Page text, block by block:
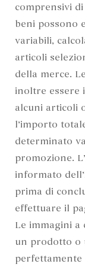
comprensivi
beni possono
variabili,
articoli
della merce.
inoltre essere
alcuni articoli
l’importo
determinato
promozione.
informato
prima di
effettuare il
Le immagini
un prodotto o
perfettamente